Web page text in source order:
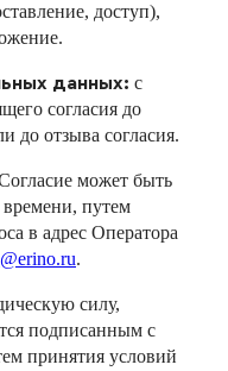
доступ),
данных: с
согласия до
до отзыва согласия.
может быть
путем
в адрес Оператора
.
силу,
подписанным с
принятия условий